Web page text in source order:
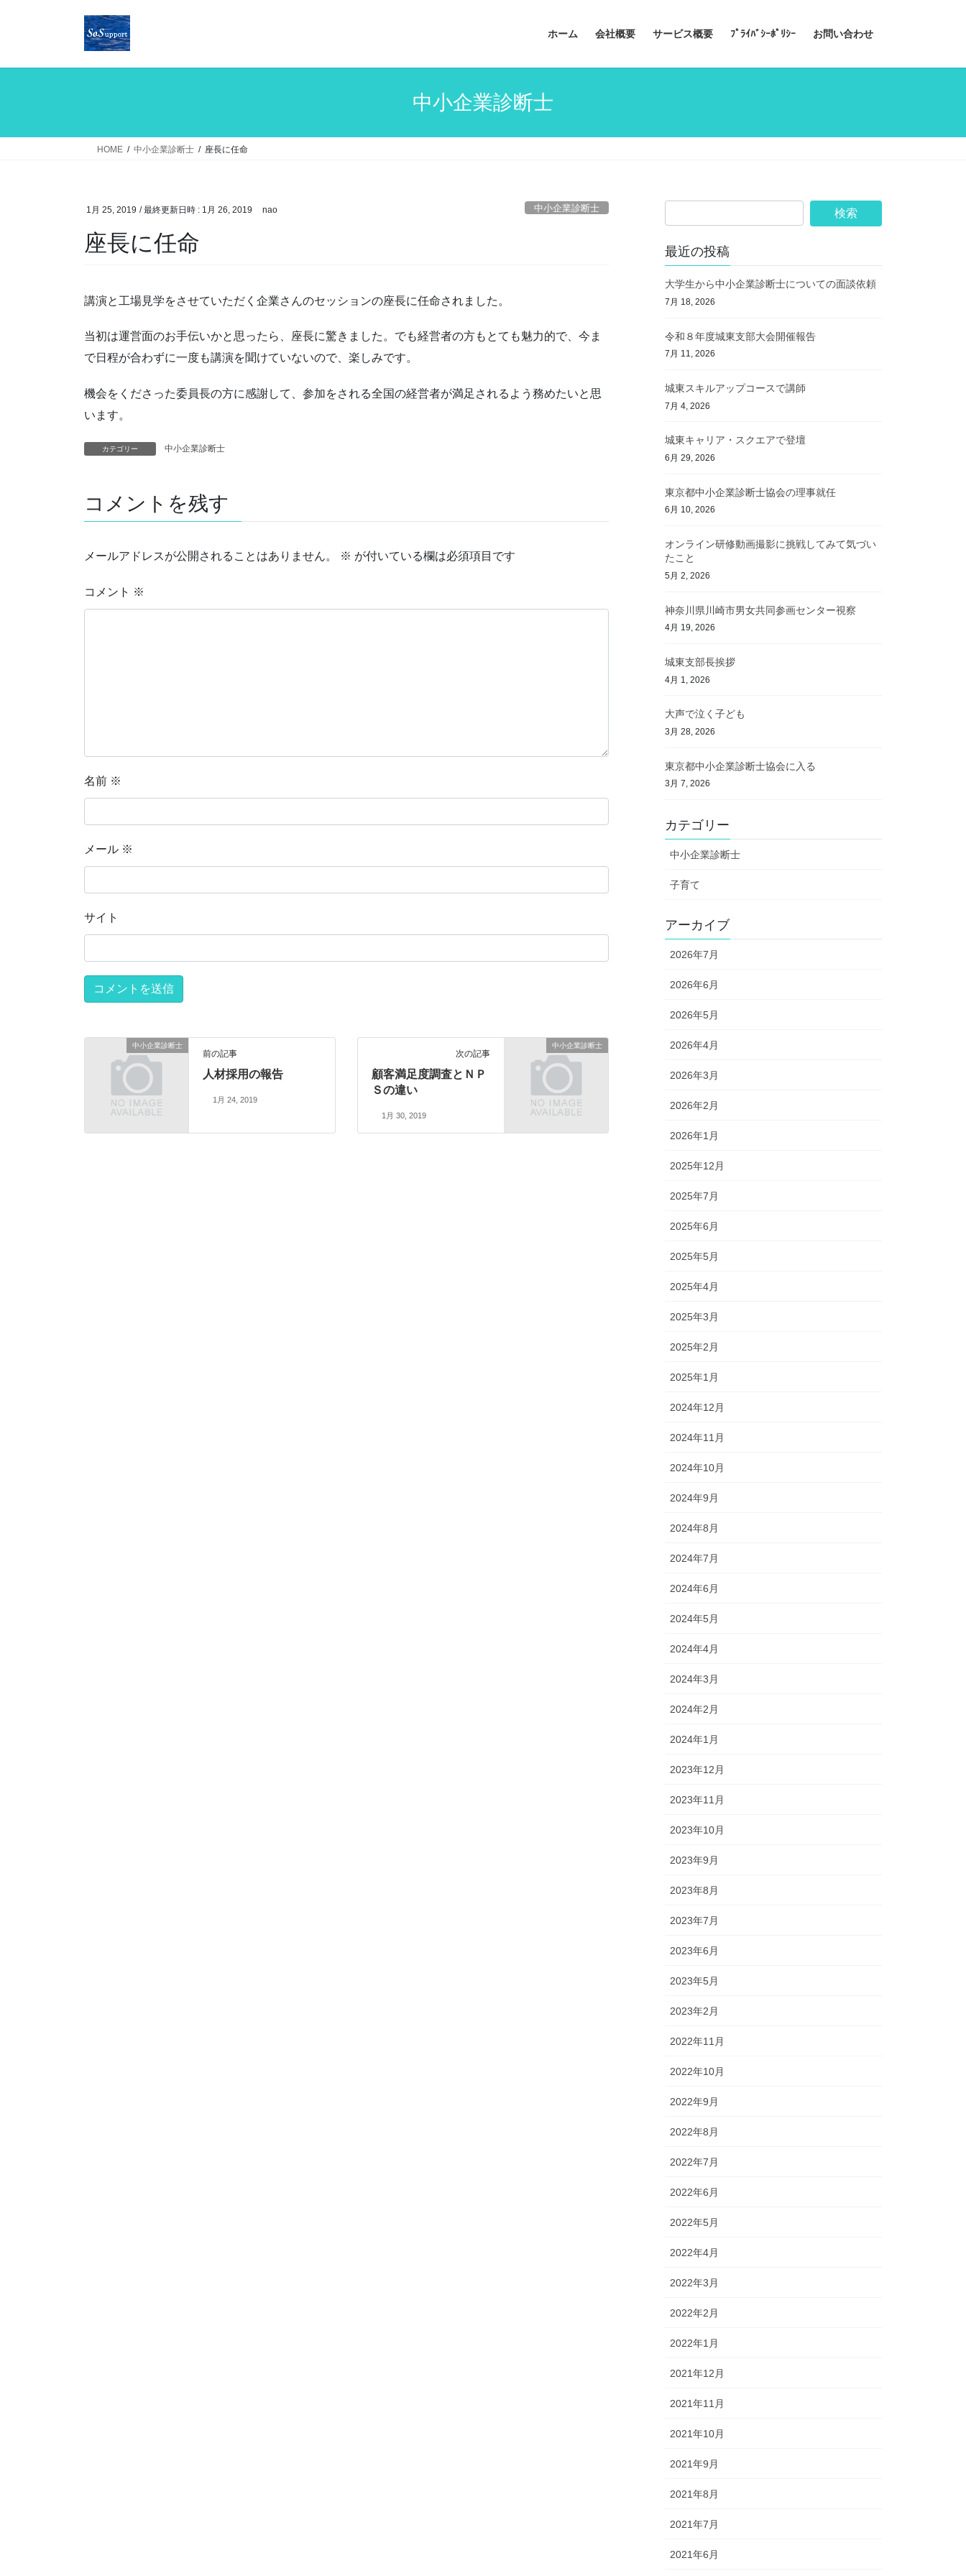
ホーム 会社概要 サービス概要 ﾌﾟﾗｲﾊﾞｼｰﾎﾟﾘｼｰ お問い合わせ
中小企業診断士
HOME 中小企業診断士 座長に任命
1月 25, 2019 / 最終更新日時 : 1月 26, 2019 nao 中小企業診断士
座長に任命
講演と工場見学をさせていただく企業さんのセッションの座長に任命されました。
当初は運営面のお手伝いかと思ったら、座長に驚きました。でも経営者の方もとても魅力的で、今ま
で日程が合わずに一度も講演を聞けていないので、楽しみです。
機会をくださった委員長の方に感謝して、参加をされる全国の経営者が満足されるよう務めたいと思
います。
カテゴリー 中小企業診断士
コメントを残す
メールアドレスが公開されることはありません。 ※ が付いている欄は必須項目です
コメント ※
名前 ※
メール ※
サイト
中小企業診断士
前の記事
人材採用の報告
1月 24, 2019
中小企業診断士
次の記事
顧客満足度調査とＮＰ
Ｓの違い
1月 30, 2019
最近の投稿
大学生から中小企業診断士についての面談依頼
7月 18, 2026
令和８年度城東支部大会開催報告
7月 11, 2026
城東スキルアップコースで講師
7月 4, 2026
城東キャリア・スクエアで登壇
6月 29, 2026
東京都中小企業診断士協会の理事就任
6月 10, 2026
オンライン研修動画撮影に挑戦してみて気づい
たこと
5月 2, 2026
神奈川県川崎市男女共同参画センター視察
4月 19, 2026
城東支部長挨拶
4月 1, 2026
大声で泣く子ども
3月 28, 2026
東京都中小企業診断士協会に入る
3月 7, 2026
カテゴリー
中小企業診断士
子育て
アーカイブ
2026年7月
2026年6月
2026年5月
2026年4月
2026年3月
2026年2月
2026年1月
2025年12月
2025年7月
2025年6月
2025年5月
2025年4月
2025年3月
2025年2月
2025年1月
2024年12月
2024年11月
2024年10月
2024年9月
2024年8月
2024年7月
2024年6月
2024年5月
2024年4月
2024年3月
2024年2月
2024年1月
2023年12月
2023年11月
2023年10月
2023年9月
2023年8月
2023年7月
2023年6月
2023年5月
2023年2月
2022年11月
2022年10月
2022年9月
2022年8月
2022年7月
2022年6月
2022年5月
2022年4月
2022年3月
2022年2月
2022年1月
2021年12月
2021年11月
2021年10月
2021年9月
2021年8月
2021年7月
2021年6月